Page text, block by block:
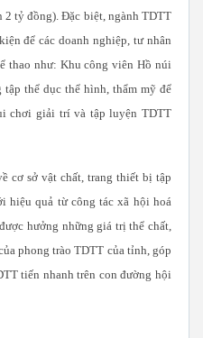
tỷ đồng). Đặc biệt, ngành TDTT
để các doanh nghiệp, tư nhân
thao như: Khu công viên Hồ núi
thể dục thể hình, thẩm mỹ để
chơi giải trí và tập luyện TDTT
cơ sở vật chất, trang thiết bị tập
hiệu quả từ công tác xã hội hoá
hưởng những giá trị thể chất,
phong trào TDTT của tỉnh, góp
tiến nhanh trên con đường hội